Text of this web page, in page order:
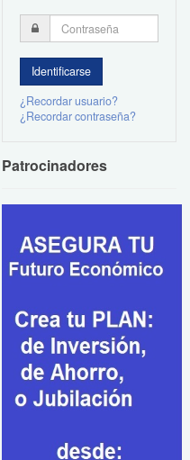
¿Recordar usuario?
¿Recordar contraseña?
Patrocinadores